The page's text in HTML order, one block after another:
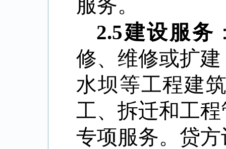
服务。
2.5建设服务
修、维修或扩
水坝等工程建
工、拆迁和工
专项服务。贷